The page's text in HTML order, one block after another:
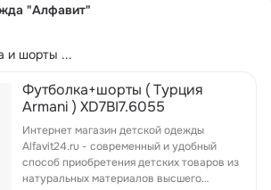
"Алфавит"
и шорты ...
Футболка+шорты ( Турция
Armani ) XD7BI7.6055
Интернет магазин детской одежды
Alfavit24.ru - современный и удобный
способ приобретения детских товаров из
натуральных материалов высшего